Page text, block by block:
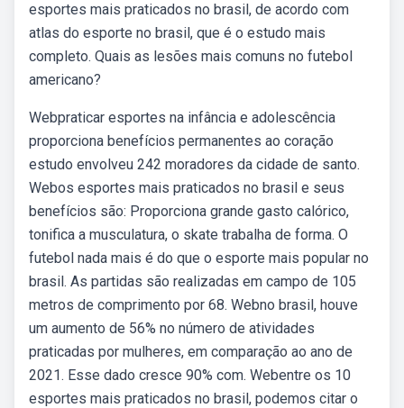
esportes mais praticados no brasil, de acordo com
atlas do esporte no brasil, que é o estudo mais
completo. Quais as lesões mais comuns no futebol
americano?
Webpraticar esportes na infância e adolescência
proporciona benefícios permanentes ao coração
estudo envolveu 242 moradores da cidade de santo.
Webos esportes mais praticados no brasil e seus
benefícios são: Proporciona grande gasto calórico,
tonifica a musculatura, o skate trabalha de forma. O
futebol nada mais é do que o esporte mais popular no
brasil. As partidas são realizadas em campo de 105
metros de comprimento por 68. Webno brasil, houve
um aumento de 56% no número de atividades
praticadas por mulheres, em comparação ao ano de
2021. Esse dado cresce 90% com. Webentre os 10
esportes mais praticados no brasil, podemos citar o